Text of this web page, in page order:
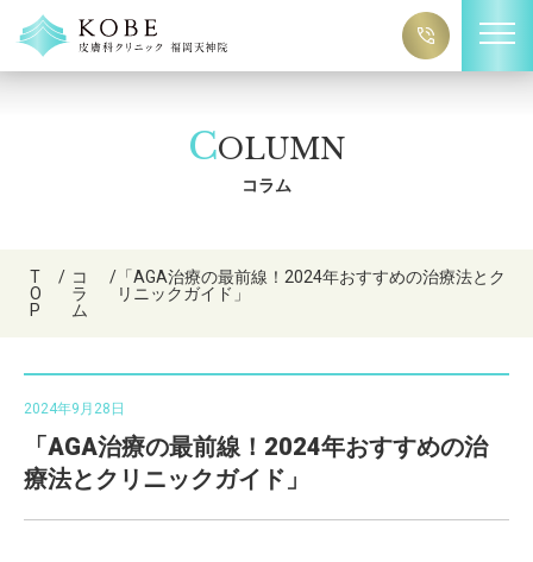
COLUMN
コラム
T
O
P
/ コ
ラ
ム
/ 「AGA治療の最前線！2024年おすすめの治療法とク
リニックガイド」
2024年9月28日
「AGA治療の最前線！2024年おすすめの治
療法とクリニックガイド」